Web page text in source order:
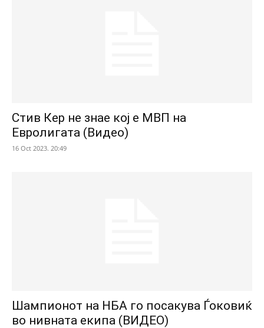
Стив Кер не знае кој е МВП на
Евролигата (Видео)
16 Oct 2023. 20:49
Шампионот на НБА го посакува Ѓоковиќ
во нивната екипа (ВИДЕО)